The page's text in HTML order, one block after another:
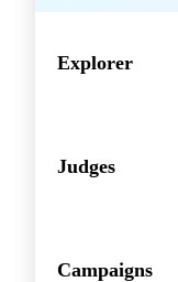
Explorer
Judges
Campaigns